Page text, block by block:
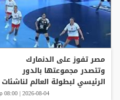
مصر تفوز على الدنمارك
وتتصدر مجموعتها بالدور
الرئيسي لبطولة العالم لناشئات
2026-08-04 | 08:00 م